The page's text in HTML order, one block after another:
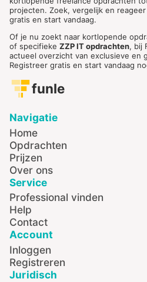
projecten. Zoek, vergelijk en
gratis en start vandaag.
Of je nu zoekt naar kortlopende
of specifieke ZZP IT opdrachten, bij
actueel overzicht van exclusieve en
Registreer gratis en start vandaag
funle
Navigatie
Home
Opdrachten
Prijzen
Over ons
Service
Professional vinden
Help
Contact
Account
Inloggen
Registreren
Juridisch